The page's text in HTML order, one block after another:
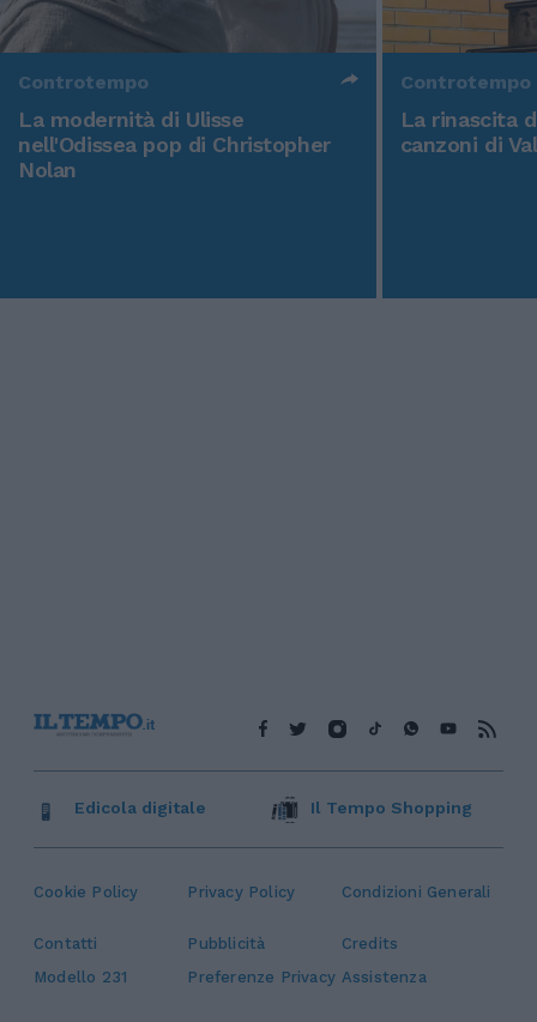
Controtempo
La modernità di Ulisse
nell'Odissea pop di Christopher
Nolan
Controtempo
La rinascita
canzoni di
Cookie Policy Privacy Policy Condizioni Generali
Contatti Pubblicità
Credits
Modello 231
Preferenze Privacy Assistenza
Edicola digitale Il Tempo Shopping